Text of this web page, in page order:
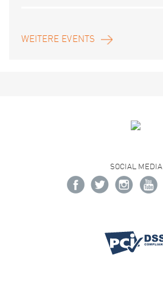
WEITERE EVENTS
SOCIAL MEDIA